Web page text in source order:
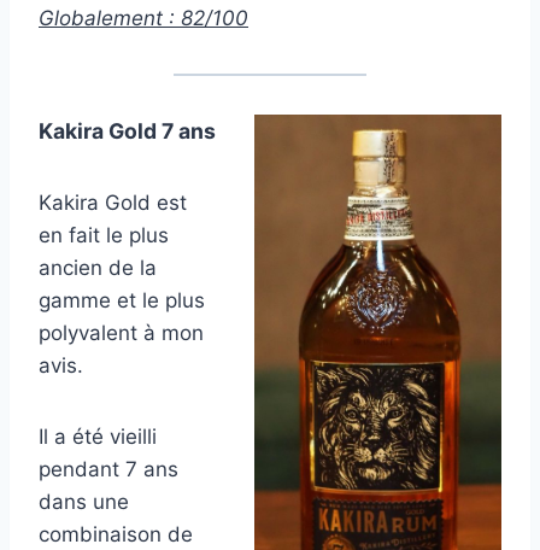
Globalement : 82/100
Kakira Gold 7 ans
Kakira Gold est
en fait le plus
ancien de la
gamme et le plus
polyvalent à mon
avis.
Il a été vieilli
pendant 7 ans
dans une
combinaison de